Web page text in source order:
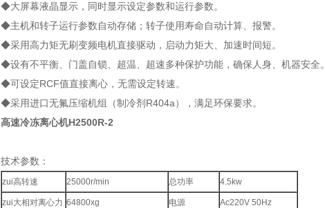
◆大屏幕液晶显示，同时显示设定参数和运行参数。
◆主机和转子运行参数自动存储；转子使用寿命自动计算、报警。
◆采用高力矩无刷变频电机直接驱动，启动力矩大、加速时间短。
◆设有不平衡、门盖自锁、超温、超速多种保护功能，确保人身、机器安全。
◆可设定RCF值直接离心，无需设定转速。
◆采用进口无氟压缩机组（制冷剂R404a），满足环保要求。
高速冷冻离心机H2500R-2
技术参数：
zui高转速 25000r/min 总功率 4.5kw
zui大相对离心力 64800xg 电源 Ac220V 50Hz